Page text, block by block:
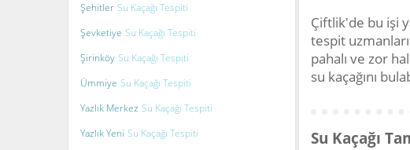
Çiftlik'de bu işi
tespit
pahalı ve zor
su kaçağını
Su Kaçağı
Şehitler Su Kaçağı Tespiti
Şevketiye Su Kaçağı Tespiti
Şirinköy Su Kaçağı Tespiti
Ümmiye Su Kaçağı Tespiti
Yazlık Merkez Su Kaçağı Tespiti
Yazlık Yeni Su Kaçağı Tespiti